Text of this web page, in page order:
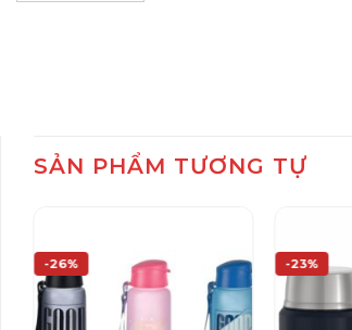
SẢN PHẨM TƯƠNG TỰ
-26% -23%